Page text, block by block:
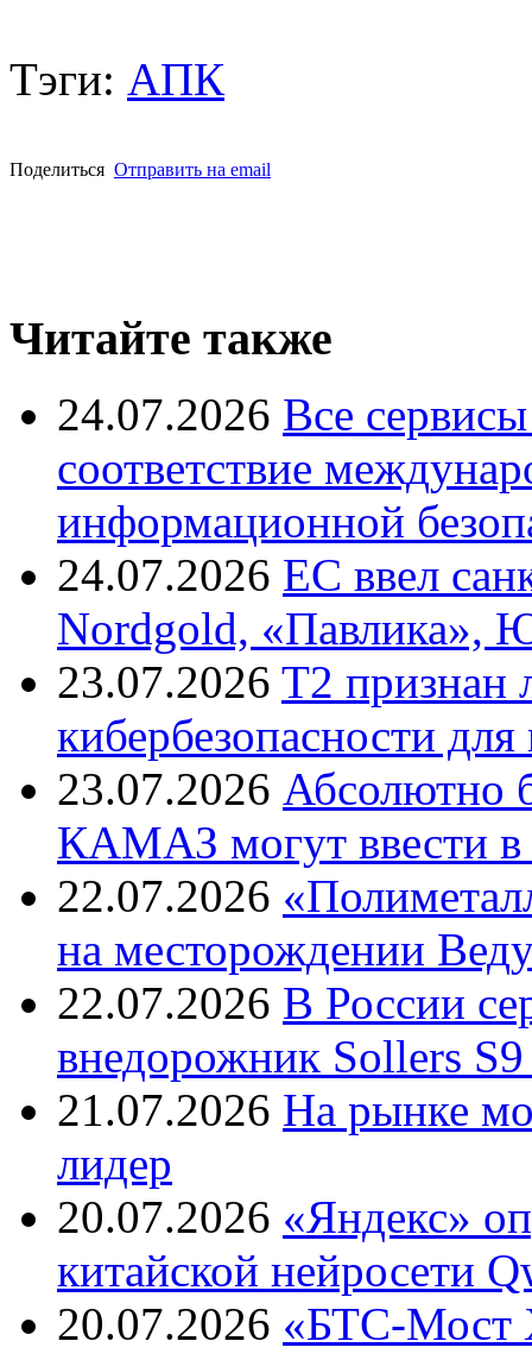
Тэги: АПК
Поделиться Отправить на email
Читайте также
24.07.2026 Все
соответствие
информационной
24.07.2026 ЕС ввел
Nordgold, «Павлика»,
23.07.2026 T2 признан
кибербезопасности
23.07.2026 Абсолютно
КАМАЗ могут ввести в
22.07.2026
на месторождении
22.07.2026 В России
внедорожник Sollers
21.07.2026 На рынке
лидер
20.07.2026 «Яндекс»
китайской нейросети
20.07.2026 «БТС-Мост